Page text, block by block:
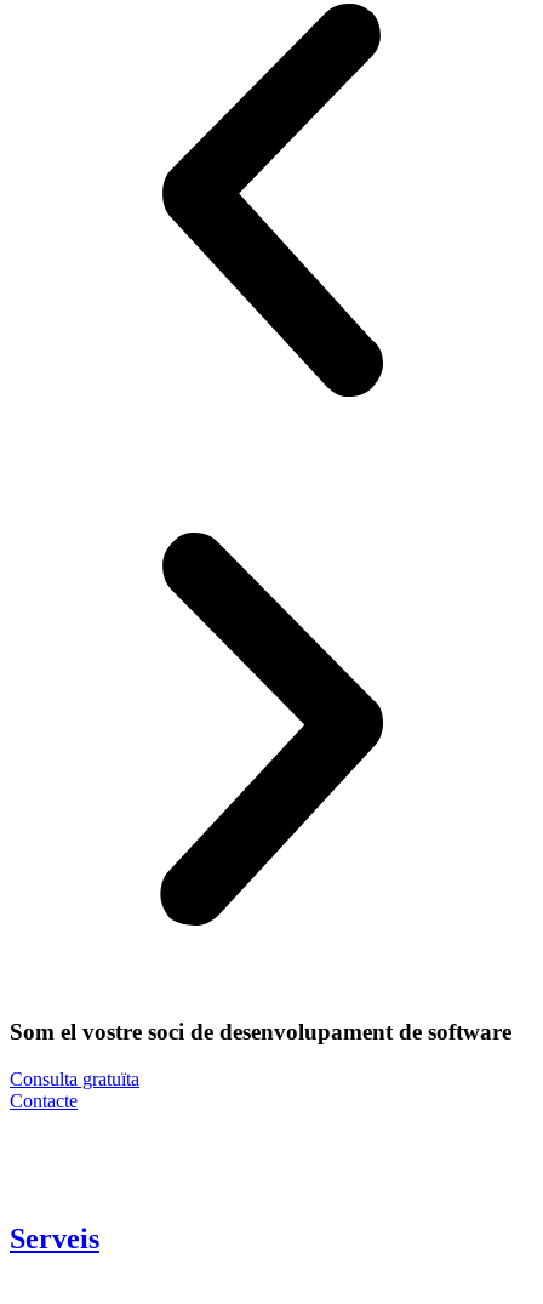
Som el vostre soci de desenvolupament de software
Consulta gratuïta
Contacte
Serveis